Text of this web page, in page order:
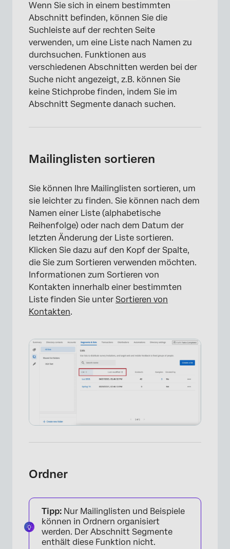
Wenn Sie sich in einem bestimmten
Abschnitt befinden, können Sie die
Suchleiste auf der rechten Seite
verwenden, um eine Liste nach Namen zu
durchsuchen. Funktionen aus
verschiedenen Abschnitten werden bei der
Suche nicht angezeigt, z.B. können Sie
keine Stichprobe finden, indem Sie im
Abschnitt Segmente danach suchen.
Mailinglisten sortieren
Sie können Ihre Mailinglisten sortieren, um
sie leichter zu finden. Sie können nach dem
Namen einer Liste (alphabetische
Reihenfolge) oder nach dem Datum der
letzten Änderung der Liste sortieren.
Klicken Sie dazu auf den Kopf der Spalte,
die Sie zum Sortieren verwenden möchten.
Informationen zum Sortieren von
Kontakten innerhalb einer bestimmten
Liste finden Sie unter Sortieren von
Kontakten.
Ordner
Tipp: Nur Mailinglisten und Beispiele
können in Ordnern organisiert
werden. Der Abschnitt Segmente
enthält diese Funktion nicht.